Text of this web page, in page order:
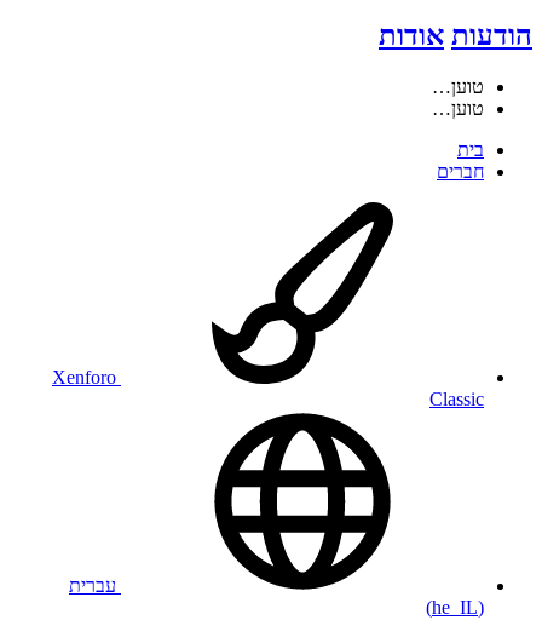
הודעות אודות
טוען…
טוען…
בית
חברים
Xenforo
Classic
עברית
(he_IL)